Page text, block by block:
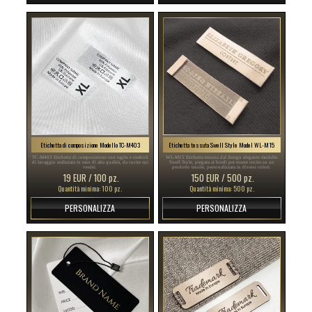
Etichetta di composizione Modello TC-M403
TC-M403 Etichetta di composizione con taglie e simboli
di lavaggio realizzata in raso di alta qualità, da cucire sui
vestiti.
19 EUR / 100 pz.
Quantità minima: 100 pz.
PERSONALIZZA
Etichetta tessuta Swell Style Model WL-M15
WL-M15 Etichetta tessuta dal design elegante modello
Swell Style, piegata ai bordi per essere cucita su un
prodotto tessile, personalizzata in diversi colori.
150 EUR / 500 pz.
Quantità minima: 500 pz.
PERSONALIZZA